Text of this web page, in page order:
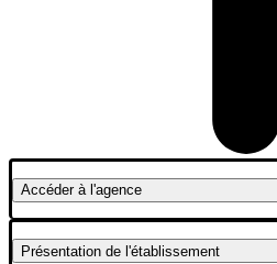
Accéderà l'agence
Présentation de l'établissement